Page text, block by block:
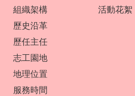
組織架構
歷史沿革
歷任主任
志工園地
地理位置
服務時間
活動花絮